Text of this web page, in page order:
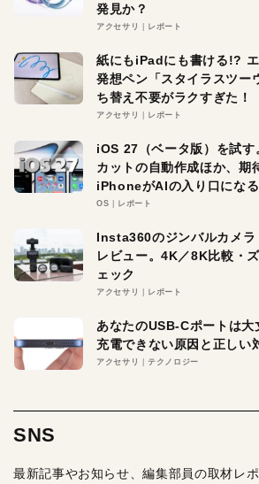
発見か？
アクセサリ レポート
紙にもiPadにも書ける!?
発想ペン「スタイラスツー
ち替え不要がラクすぎた！
アクセサリ レポート
iOS 27（ベータ版）を試
カットの自動作成ほか、期
iPhoneがAIの入り口になる
OS レポート
Insta360のジンバルカメ
レビュー。4K／8K比較・
ェック
アクセサリ レポート
あなたのUSB-Cポートは大
充電できない原因と正しい
アクセサリ テクノロジー
SNS
最新記事やお知らせ、編集部員の取材レ